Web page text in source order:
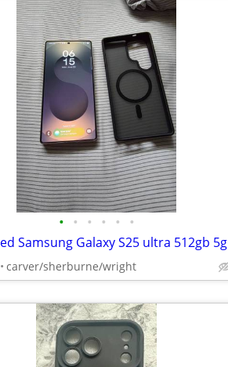
• • • • • •
Samsung Galaxy S25 ultra 512gb 5g
carver/sherburne/wright